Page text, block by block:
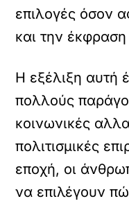
επιλογές όσον
και την
Η εξέλιξη αυτή
πολλούς
κοινωνικές
πολιτισμικές
εποχή, οι
να επιλέγουν